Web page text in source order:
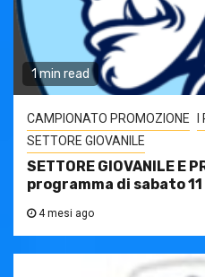
1 min read
CAMPIONATO PROMOZIONE
SETTORE GIOVANILE
SETTORE GIOVANILE E
programma di sabato
4 mesi ago